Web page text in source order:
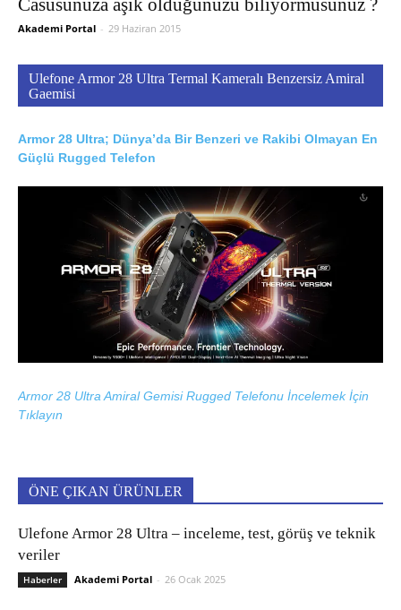
Casusunuza aşık olduğunuzu biliyormusunuz ?
Akademi Portal - 29 Haziran 2015
Ulefone Armor 28 Ultra Termal Kameralı Benzersiz Amiral
Gaemisi
Armor 28 Ultra; Dünya’da Bir Benzeri ve Rakibi Olmayan En
Güçlü Rugged Telefon
Armor 28 Ultra Amiral Gemisi Rugged Telefonu İncelemek İçin
Tıklayın
ÖNE ÇIKAN ÜRÜNLER
Ulefone Armor 28 Ultra – inceleme, test, görüş ve teknik
veriler
Haberler Akademi Portal - 26 Ocak 2025